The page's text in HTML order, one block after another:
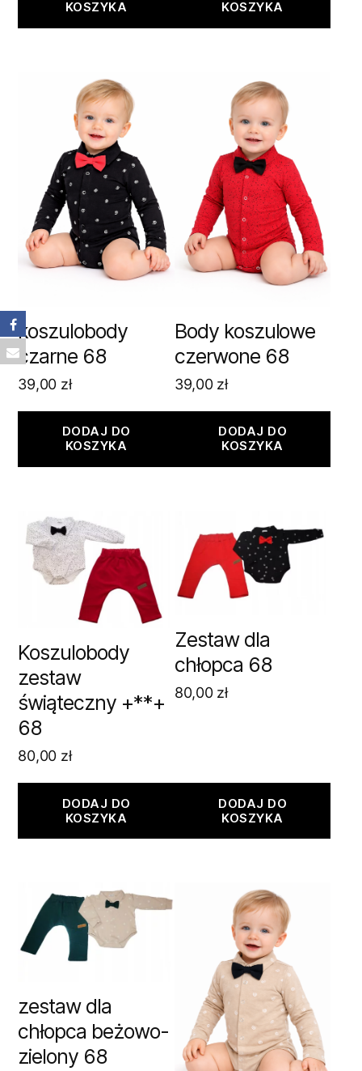
KOSZYKA
KOSZYKA
koszulobody
czarne 68
39,00 zł
DODAJ DO
KOSZYKA
Body koszulowe
czerwone 68
39,00 zł
DODAJ DO
KOSZYKA
Koszulobody
zestaw
świąteczny +**+
68
80,00 zł
DODAJ DO
KOSZYKA
Zestaw dla
chłopca 68
80,00 zł
DODAJ DO
KOSZYKA
zestaw dla
chłopca beżowo-
zielony 68